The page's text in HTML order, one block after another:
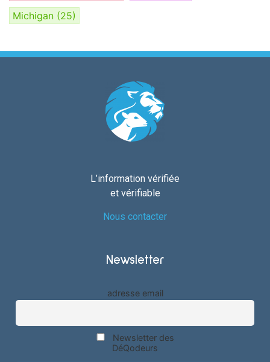
Michigan (25)
L’information vérifiée
et vérifiable
Nous contacter
Newsletter
adresse email
Newsletter des
DéQodeurs